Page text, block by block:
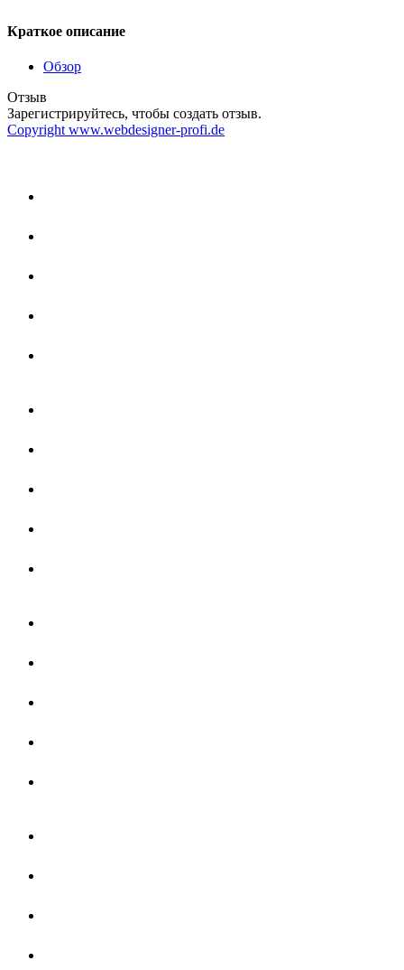
Краткое описание
Обзор
Отзыв
Зарегистрируйтесь, чтобы создать отзыв.
Copyright www.webdesigner-profi.de